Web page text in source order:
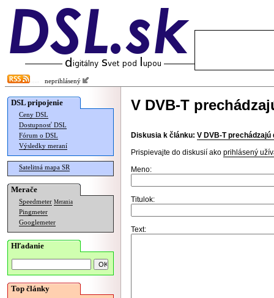
neprihlásený
DSL pripojenie
Ceny DSL
Dostupnosť DSL
Fórum o DSL
Výsledky meraní
Satelitná mapa SR
Merače
Speedmeter Merania
Pingmeter
Googlemeter
Hľadanie
Top články
V DVB-T
Diskusia k článku: V DVB-T
Prispievajte do diskusií ako prihlásený
Meno:
Titulok:
Text: